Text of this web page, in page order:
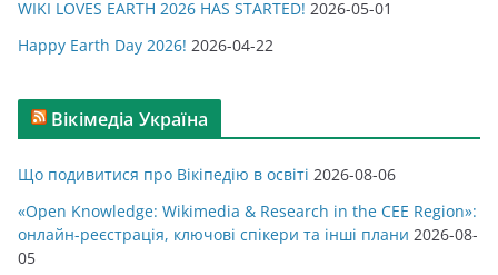
WIKI LOVES EARTH 2026 HAS STARTED! 2026-05-01
Happy Earth Day 2026! 2026-04-22
Вікімедіа Україна
Що подивитися про Вікіпедію в освіті 2026-08-06
«Open Knowledge: Wikimedia & Research in the CEE Region»:
онлайн-реєстрація, ключові спікери та інші плани 2026-08-
05